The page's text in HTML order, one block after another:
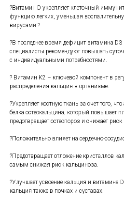
?Витамин D укрепляет клеточный
функцию легких, уменьшая
вирусами ?
?В последнее время дефицит витамина D3
специалисты рекомендуют повышать
с индивидуальными потребностями.
? Витамин К2 – ключевой компонент в
распределения кальция в организме.
?Укрепляет костную ткань за счет того,
белка остеокальцина, который повышает
предотвращает остеопороз и снижает
?Положительно влияет на сердечно-
?Предотвращает отложение кристаллов
самым снижая риск кальциноза.
?Улучшает усвоение кальция и витамина
кальция также в почках и суставах.